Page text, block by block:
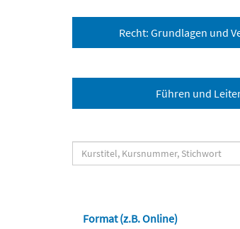
Recht: Grundlagen und
Führen und
Format (z.B. Online)